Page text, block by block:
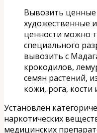
Вывозить
художественные
ценности можно
специального
вывозить с
крокодилов,
семян растений,
кожи, рога, кости
Установлен
наркотических
медицинских